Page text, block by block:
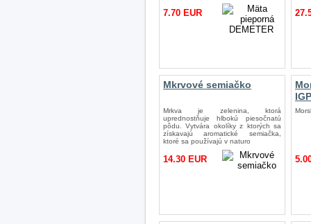
7.70 EUR
Mkrvové semiačko
Mrkva je zelenina, ktorá
uprednostňuje hlbokú piesočnatú
pôdu. Vytvára okolíky z ktorých sa
získavajú aromatické semiačka,
ktoré sa používajú v naturo
14.30 EUR
IGP